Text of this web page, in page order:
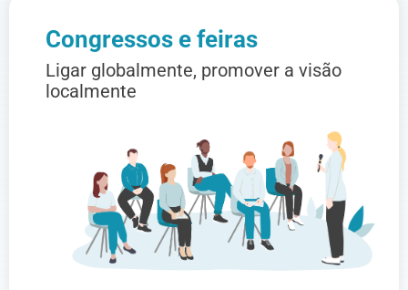
Congressos e feiras
Ligar globalmente, promover a visão
localmente